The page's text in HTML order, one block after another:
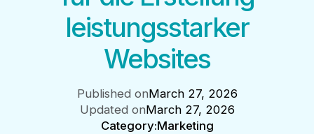
leistungsstarker
Websites
Published onMarch 27, 2026
Updated onMarch 27, 2026
Category:Marketing